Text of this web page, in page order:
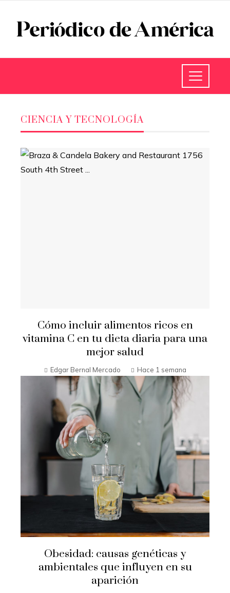
CIENCIA Y TECNOLOGÍA
Cómo incluir alimentos ricos en
vitamina C en tu dieta diaria para una
mejor salud
Edgar Bernal Mercado Hace 1 semana
Obesidad: causas genéticas y
ambientales que influyen en su
aparición